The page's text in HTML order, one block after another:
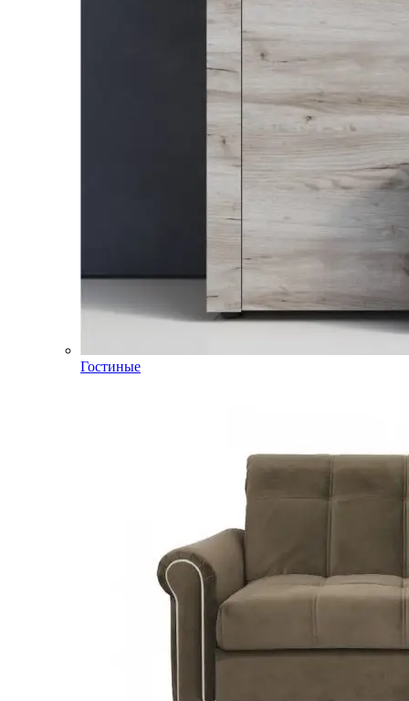
Гостиные